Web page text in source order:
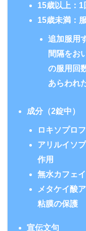
15歳以上：1
15歳未満：
追加服用
間隔をお
の服用回
あらわれ
成分（2錠中）
ロキソプロ
アリルイソ
作用
無水カフェ
メタケイ酸
粘膜の保護
宣伝文句